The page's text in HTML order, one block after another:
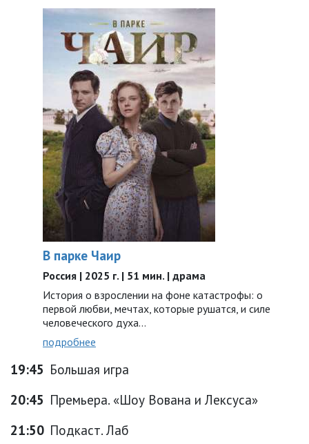
В парке Чаир
Россия | 2025 г. | 51 мин. | драма
История о взрослении на фоне катастрофы: о
первой любви, мечтах, которые рушатся, и силе
человеческого духа…
подробнее
19:45 Большая игра
20:45 Премьера. «Шоу Вована и Лексуса»
21:50 Подкаст. Лаб